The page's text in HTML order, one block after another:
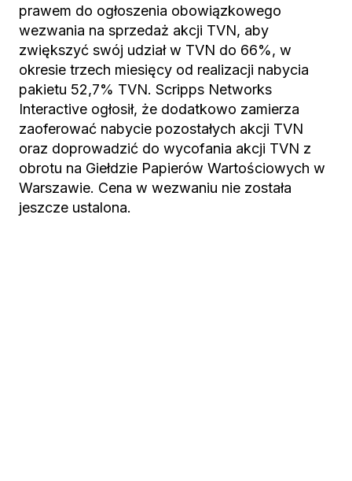
prawem do ogłoszenia obowiązkowego
wezwania na sprzedaż akcji TVN, aby
zwiększyć swój udział w TVN do 66%, w
okresie trzech miesięcy od realizacji nabycia
pakietu 52,7% TVN. Scripps Networks
Interactive ogłosił, że dodatkowo zamierza
zaoferować nabycie pozostałych akcji TVN
oraz doprowadzić do wycofania akcji TVN z
obrotu na Giełdzie Papierów Wartościowych w
Warszawie. Cena w wezwaniu nie została
jeszcze ustalona.